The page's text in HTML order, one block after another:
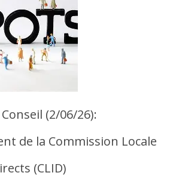
(2/06/26):
de la Commission Locale
(CLID)